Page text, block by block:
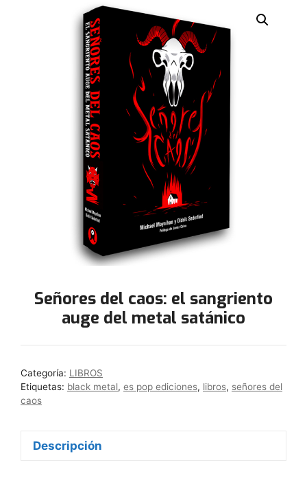
Señores del caos: el sangriento
auge del metal satánico
Categoría: LIBROS
Etiquetas: black metal, es pop ediciones, libros, señores del
caos
Descripción